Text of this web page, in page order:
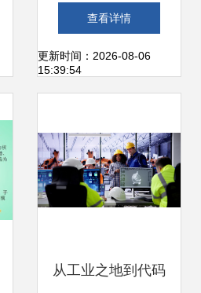
欣赏 当计算机与艺
术碰撞的非凡体验
查看详情
更新时间：2026-08-06
15:39:54
从工业之地到代码